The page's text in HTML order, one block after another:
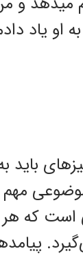
یاد
باید
که هر